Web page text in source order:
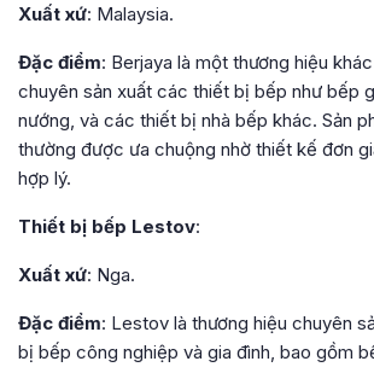
Xuất xứ: Malaysia.
Đặc điểm: Berjaya là một thương hiệu
chuyên sản xuất các thiết bị bếp như bếp
nướng, và các thiết bị nhà bếp khác. Sản
thường được ưa chuộng nhờ thiết kế đơn
hợp lý.
Thiết bị bếp Lestov:
Xuất xứ: Nga.
Đặc điểm: Lestov là thương hiệu chuyên
bị bếp công nghiệp và gia đình, bao gồm